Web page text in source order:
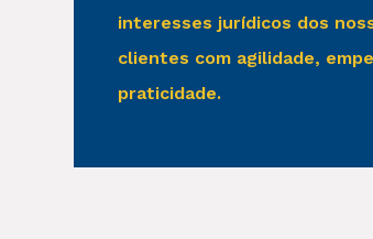
interesses jurídicos dos
clientes com agilidade,
praticidade.